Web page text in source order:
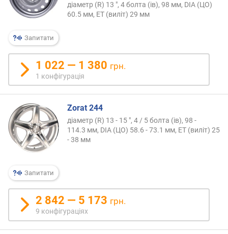
в
а
н
я
з
л
ь
к
і
с
ю
п
р
о
п
о
Запитати
діаметр (R) 13 ", 4 болта (ів), 98 мм, DIA (ЦО)
60.5 мм, ET (виліт) 29 мм
1 022 — 1 380 грн.
1 конфігурація
Запитати
Zorat 244
діаметр (R) 13 - 15 ", 4 / 5 болта (ів), 98 -
114.3 мм, DIA (ЦО) 58.6 - 73.1 мм, ET (виліт) 25
- 38 мм
2 842 — 5 173 грн.
9 конфігураціях